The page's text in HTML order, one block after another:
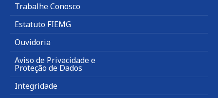
Trabalhe Conosco
Estatuto FIEMG
Ouvidoria
Aviso de Privacidade e
Proteção de Dados
Integridade